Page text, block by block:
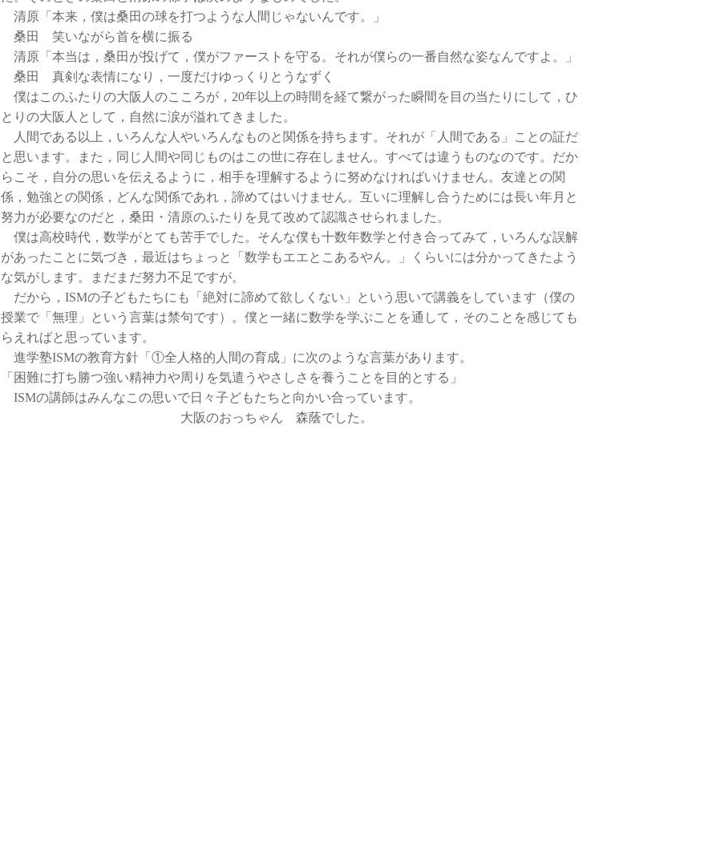
清原「本来，僕は桑田の球を打つような人間じゃないんです。」
桑田 笑いながら首を横に振る
清原「本当は，桑田が投げて，僕がファーストを守る。それが僕らの一番自然な姿なんですよ。」
桑田 真剣な表情になり，一度だけゆっくりとうなずく
僕はこのふたりの大阪人のこころが，20年以上の時間を経て繋がった瞬間を目の当たりにして，ひ
とりの大阪人として，自然に涙が溢れてきました。
人間である以上，いろんな人やいろんなものと関係を持ちます。それが「人間である」ことの証だ
と思います。また，同じ人間や同じものはこの世に存在しません。すべては違うものなのです。だか
らこそ，自分の思いを伝えるように，相手を理解するように努めなければいけません。友達との関
係，勉強との関係，どんな関係であれ，諦めてはいけません。互いに理解し合うためには長い年月と
努力が必要なのだと，桑田・清原のふたりを見て改めて認識させられました。
僕は高校時代，数学がとても苦手でした。そんな僕も十数年数学と付き合ってみて，いろんな誤解
があったことに気づき，最近はちょっと「数学もエエとこあるやん。」くらいには分かってきたよう
な気がします。まだまだ努力不足ですが。
だから，ISMの子どもたちにも「絶対に諦めて欲しくない」という思いで講義をしています（僕の
授業で「無理」という言葉は禁句です）。僕と一緒に数学を学ぶことを通して，そのことを感じても
らえればと思っています。
進学塾ISMの教育方針「①全人格的人間の育成」に次のような言葉があります。
「困難に打ち勝つ強い精神力や周りを気遣うやさしさを養うことを目的とする」
ISMの講師はみんなこの思いで日々子どもたちと向かい合っています。
大阪のおっちゃん 森蔭でした。